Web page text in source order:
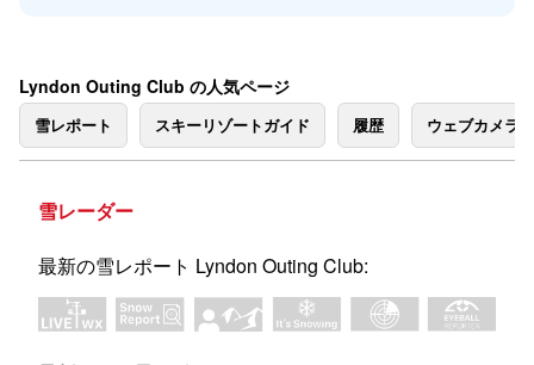
Lyndon Outing Club の人気ページ
雪レポート スキーリゾートガイド 履歴 ウェブカメラ
雪レーダー
最新の雪レポート Lyndon Outing Club: